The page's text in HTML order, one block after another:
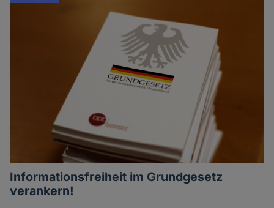
Informationsfreiheit im Grundgesetz
verankern!